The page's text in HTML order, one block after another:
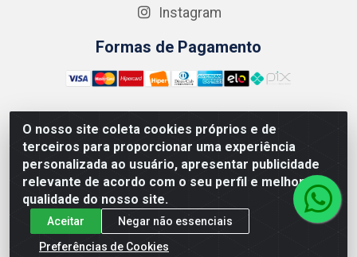
O nosso site coleta cookies próprios e de
terceiros para proporcionar uma experiência
personalizada ao usuário, apresentar publicidade
relevante de acordo com o seu perfil e melhorar a
qualidade do nosso site.
Aceitar
Negar não essenciais
Preferências de Cookies
Instagram
Formas de Pagamento
NUTRY MAX COMÉRCIO DE PRODUTOS ALIMENTICIOS
LTDA - RUA DO FEIJÃO, 721 PENHA CIRCULAR/RJ -
CNPJ: 15.796.122/0001-03